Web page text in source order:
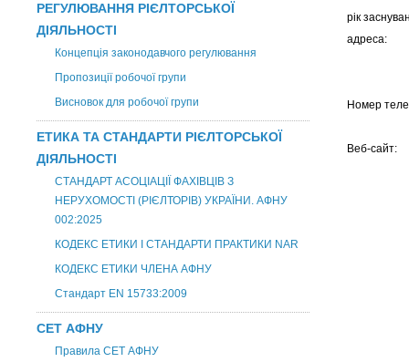
РЕГУЛЮВАННЯ РІЄЛТОРСЬКОЇ
ДІЯЛЬНОСТІ
Концепція законодавчого регулювання
Пропозиції робочої групи
Висновок для робочої групи
ЕТИКА ТА СТАНДАРТИ РІЄЛТОРСЬКОЇ
ДІЯЛЬНОСТІ
СТАНДАРТ АСОЦІАЦІЇ ФАХІВЦІВ З
НЕРУХОМОСТІ (РІЄЛТОРІВ) УКРАЇНИ. АФНУ
002:2025
КОДЕКС ЕТИКИ І СТАНДАРТИ ПРАКТИКИ NAR
КОДЕКС ЕТИКИ ЧЛЕНА АФНУ
Стандарт EN 15733:2009
СЕТ АФНУ
Правила СЕТ АФНУ
рік
адреса:
Номер
Веб-сайт: